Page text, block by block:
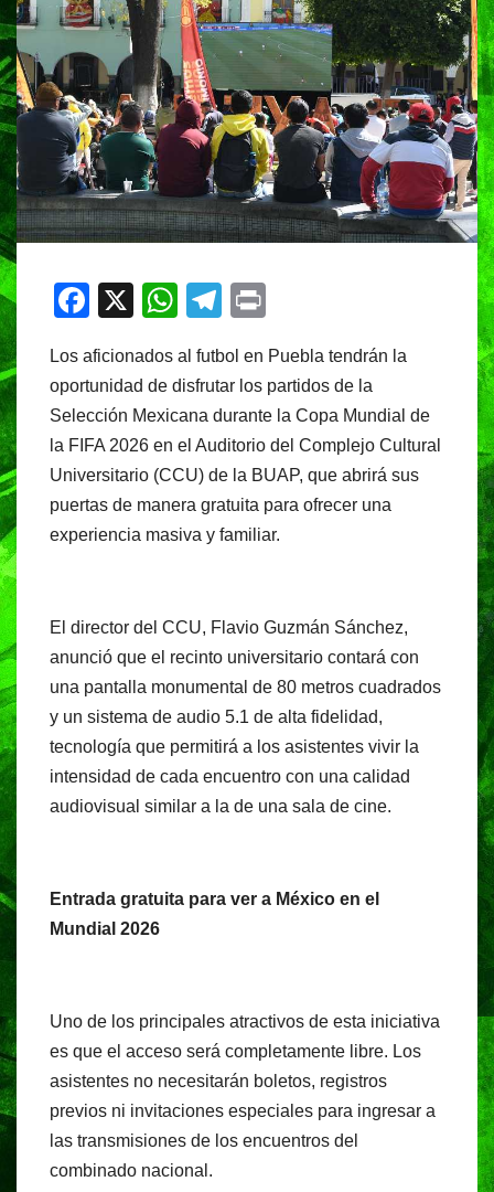
F
c
e
b
o
o
k
X
W
at
s
A
p
p
T
e
gr
a
m
t
Los aficionados al futbol en Puebla tendrán la
oportunidad de disfrutar los partidos de la
Selección Mexicana durante la Copa Mundial de
la FIFA 2026 en el Auditorio del Complejo Cultural
Universitario (CCU) de la BUAP, que abrirá sus
puertas de manera gratuita para ofrecer una
experiencia masiva y familiar.
El director del CCU, Flavio Guzmán Sánchez,
anunció que el recinto universitario contará con
una pantalla monumental de 80 metros cuadrados
y un sistema de audio 5.1 de alta fidelidad,
tecnología que permitirá a los asistentes vivir la
intensidad de cada encuentro con una calidad
audiovisual similar a la de una sala de cine.
Entrada gratuita para ver a México en el
Mundial 2026
Uno de los principales atractivos de esta iniciativa
es que el acceso será completamente libre. Los
asistentes no necesitarán boletos, registros
previos ni invitaciones especiales para ingresar a
las transmisiones de los encuentros del
combinado nacional.